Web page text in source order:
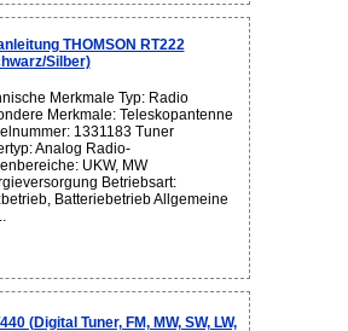
THOMSON RT222
Silber)
Merkmale Typ: Radio
Merkmale: Teleskopantenne
1331183 Tuner
Analog Radio-
UKW, MW
Betriebsart:
Batteriebetrieb Allgemeine
(Digital Tuner, FM, MW, SW, LW,